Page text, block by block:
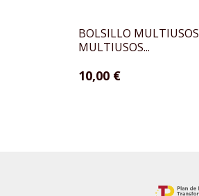
BOLSILLO MULTIUSOS
MULTIUSOS...
10,00 €